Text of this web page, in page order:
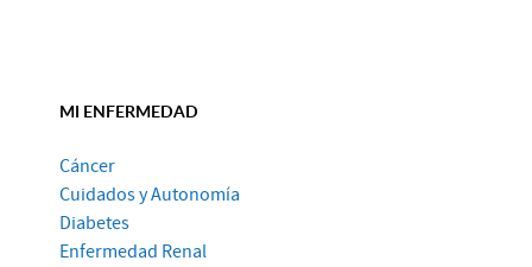
MI ENFERMEDAD
Cáncer
Cuidados y Autonomía
Diabetes
Enfermedad Renal